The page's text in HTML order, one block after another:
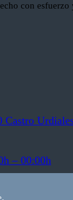
con esfuerzo
Castro
– 00:00h